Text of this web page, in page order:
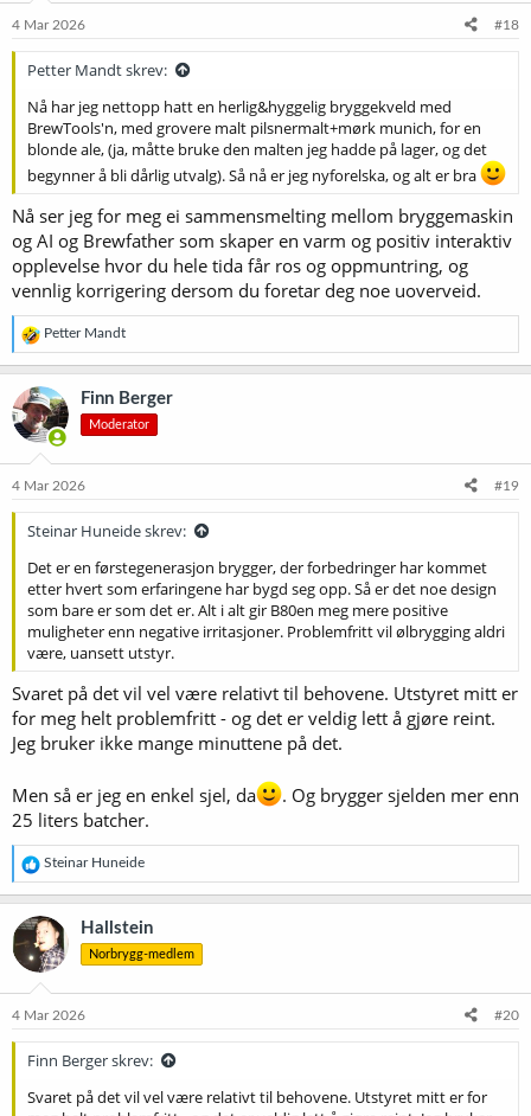
4 Mar 2026 #18
Petter Mandt skrev:
Nå har jeg nettopp hatt en herlig&hyggelig bryggekveld med
BrewTools'n, med grovere malt pilsnermalt+mørk munich, for en
blonde ale, (ja, måtte bruke den malten jeg hadde på lager, og det
begynner å bli dårlig utvalg). Så nå er jeg nyforelska, og alt er bra
Nå ser jeg for meg ei sammensmelting mellom bryggemaskin
og AI og Brewfather som skaper en varm og positiv interaktiv
opplevelse hvor du hele tida får ros og oppmuntring, og
vennlig korrigering dersom du foretar deg noe uoverveid.
R
e
a
k
s
j
o
e
Petter Mandt
Finn Berger
Moderator
4 Mar 2026 #19
Steinar Huneide skrev:
Det er en førstegenerasjon brygger, der forbedringer har kommet
etter hvert som erfaringene har bygd seg opp. Så er det noe design
som bare er som det er. Alt i alt gir B80en meg mere positive
muligheter enn negative irritasjoner. Problemfritt vil ølbrygging aldri
være, uansett utstyr.
Svaret på det vil vel være relativt til behovene. Utstyret mitt er
for meg helt problemfritt - og det er veldig lett å gjøre reint.
Jeg bruker ikke mange minuttene på det.
Men så er jeg en enkel sjel, da
. Og brygger sjelden mer enn
25 liters batcher.
R
e
a
k
s
j
o
e
Steinar Huneide
Hallstein
Norbrygg-medlem
4 Mar 2026 #20
Finn Berger skrev:
Svaret på det vil vel være relativt til behovene. Utstyret mitt er for